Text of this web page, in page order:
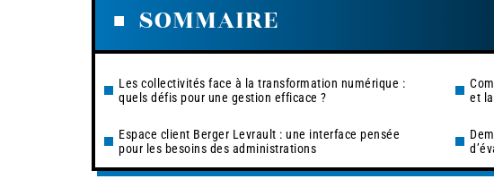
SOMMAIRE
Les collectivités face à la transformation numérique :
quels défis pour une gestion efficace ?
Espace client Berger Levrault : une interface pensée
pour les besoins des administrations
et